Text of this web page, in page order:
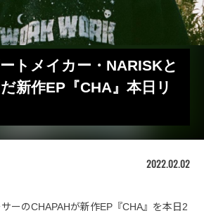
トメイカー・NARISKと
新作EP『CHA』本日リ
2022.02.02
ーのCHAPAHが新作EP『CHA』を本日2